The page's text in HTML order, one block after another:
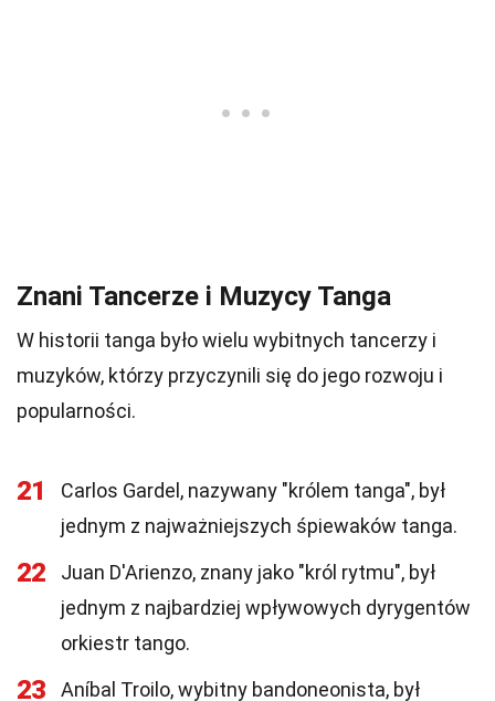
Znani Tancerze i Muzycy Tanga
W historii tanga było wielu wybitnych tancerzy i
muzyków, którzy przyczynili się do jego rozwoju i
popularności.
21
Carlos Gardel, nazywany "królem tanga", był
jednym z najważniejszych śpiewaków tanga.
22
Juan D'Arienzo, znany jako "król rytmu", był
jednym z najbardziej wpływowych dyrygentów
orkiestr tango.
23
Aníbal Troilo, wybitny bandoneonista, był